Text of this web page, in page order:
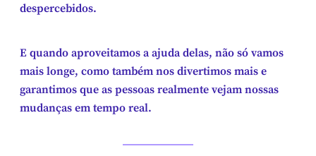
despercebidos.
E quando aproveitamos a ajuda delas, não só vamos
mais longe, como também nos divertimos mais e
garantimos que as pessoas realmente vejam nossas
mudanças em tempo real.